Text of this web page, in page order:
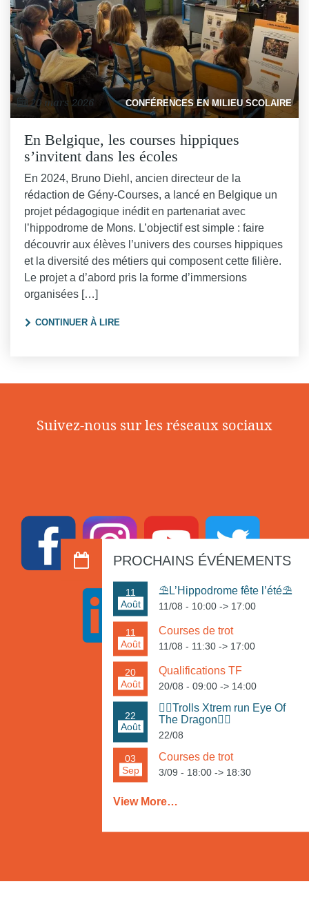
20 mars 2026 CONFÉRENCES EN MILIEU SCOLAIRE
En Belgique, les courses hippiques
s’invitent dans les écoles
En 2024, Bruno Diehl, ancien directeur de la
rédaction de Gény-Courses, a lancé en Belgique un
projet pédagogique inédit en partenariat avec
l’hippodrome de Mons. L’objectif est simple : faire
découvrir aux élèves l’univers des courses hippiques
et la diversité des métiers qui composent cette filière.
Le projet a d’abord pris la forme d’immersions
organisées […]
CONTINUER À LIRE
Suivez-nous sur les réseaux sociaux
PROCHAINS ÉVÉNEMENTS
Août
11 ⛱️L’Hippodrome fête l’été⛱️
11/08 - 10:00 -> 17:00
Août
11 Courses de trot
11/08 - 11:30 -> 17:00
Août
20 Qualifications TF
20/08 - 09:00 -> 14:00
Août
22
🏃‍♀️Trolls Xtrem run Eye Of
The Dragon🏃‍♂️
22/08
Sep
03 Courses de trot
3/09 - 18:00 -> 18:30
View More…